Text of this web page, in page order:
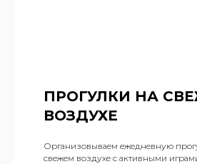
ПРОГУЛКИ НА
ВОЗДУХЕ
Организовываем ежедневную
свежем воздухе с активными